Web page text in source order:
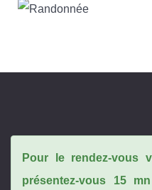
Pour le rendez-vous
présentez-vous 15